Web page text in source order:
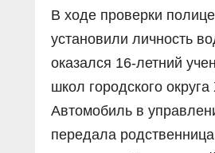
В ходе проверки
установили личность
оказался 16-летний
школ городского
Автомобиль в
передала